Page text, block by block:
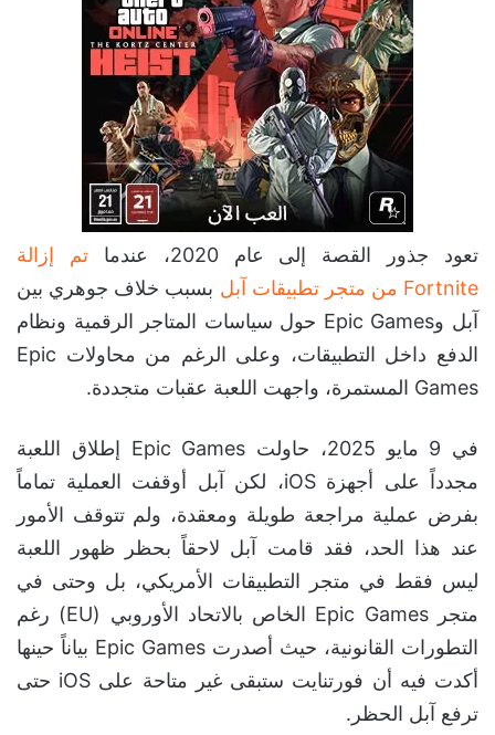
تعود جذور القصة إلى عام 2020، عندما
تم إزالة
Fortnite من متجر تطبيقات آبل
بسبب خلاف جوهري بين
آبل وEpic Games حول سياسات المتاجر الرقمية ونظام
الدفع داخل التطبيقات، وعلى الرغم من محاولات Epic
Games المستمرة، واجهت اللعبة عقبات متجددة.
في 9 مايو 2025، حاولت Epic Games إطلاق اللعبة
مجدداً على أجهزة iOS، لكن آبل أوقفت العملية تماماً
بفرض عملية مراجعة طويلة ومعقدة، ولم تتوقف الأمور
عند هذا الحد، فقد قامت آبل لاحقاً بحظر ظهور اللعبة
ليس فقط في متجر التطبيقات الأمريكي، بل وحتى في
متجر Epic Games الخاص بالاتحاد الأوروبي (EU) رغم
التطورات القانونية، حيث أصدرت Epic Games بياناً حينها
أكدت فيه أن فورتنايت ستبقى غير متاحة على iOS حتى
ترفع آبل الحظر.